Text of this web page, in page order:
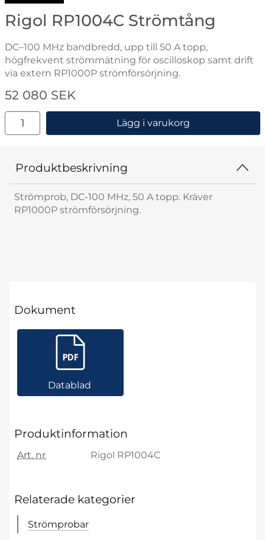
Gå till varumärkessidan för Rigol
Rigol RP1004C Strömtång
DC–100 MHz bandbredd, upp till 50 A topp,
högfrekvent strömmätning för oscilloskop samt drift
via extern RP1000P strömförsörjning.
Handla denna produkt Rigol RP1004C Strömtång
pris
52 080 SEK
antal
Lägg i varukorg
Produktbeskrivning
Strömprob, DC-100 MHz, 50 A topp. Kräver
RP1000P strömförsörjning.
Dokument
Datablad
Produktinformation
Art. nr Rigol RP1004C
Relaterade kategorier
Strömprobar